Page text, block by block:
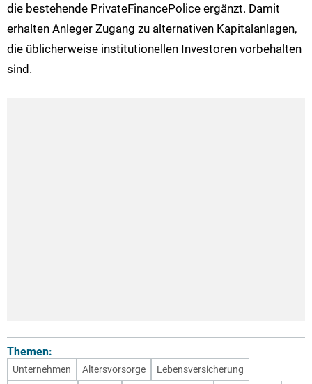
die bestehende PrivateFinancePolice ergänzt. Damit
erhalten Anleger Zugang zu alternativen Kapitalanlagen,
die üblicherweise institutionellen Investoren vorbehalten
sind.
Themen:
Unternehmen Altersvorsorge
Lebensversicherung